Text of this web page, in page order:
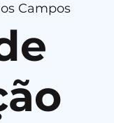
Campos